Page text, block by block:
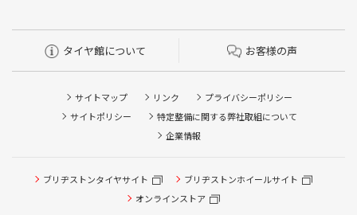
タイヤ館について お客様の声
サイトマップ リンク
プライバシーポリシー
サイトポリシー
特定整備に関する弊社取組について
企業情報
ブリヂストンタイヤサイト
ブリヂストンホイールサイト
オンラインストア
タイヤ点検・安全点検/タイヤ履き替え/オイル交換/その他
ピット作業の予約